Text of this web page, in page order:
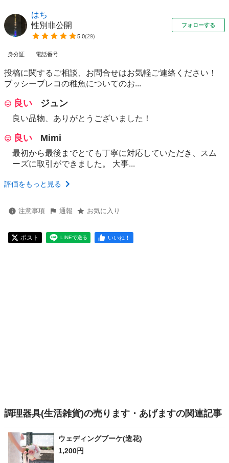
はち
性別非公開
5.0(29)
フォローする
身分証 電話番号
投稿に関するご相談、お問合せはお気軽ご連絡ください！
ブッシープレコの稚魚についてのお...
良い ジュン
良い品物、ありがとうございました！
良い Mimi
最初から最後までとても丁寧に対応していただき、スム
ーズに取引ができました。 大事...
評価をもっと見る
注意事項 通報 お気に入り
ポスト LINEで送る いいね！
調理器具(生活雑貨)の売ります・あげますの関連記事
ウェディングブーケ(造花)
1,200円